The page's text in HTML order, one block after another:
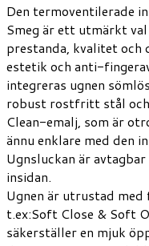
Den termoventilerade
Smeg är ett utmärkt
prestanda, kvalitet och
estetik och anti-
integreras ugnen
robust rostfritt stål och
Clean-emalj, som är
ännu enklare med den
Ugnsluckan är
insidan.
Ugnen är utrustad
t.ex:Soft Close & Soft
säkerställer en mjuk